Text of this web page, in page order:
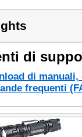
di
di
frequenti